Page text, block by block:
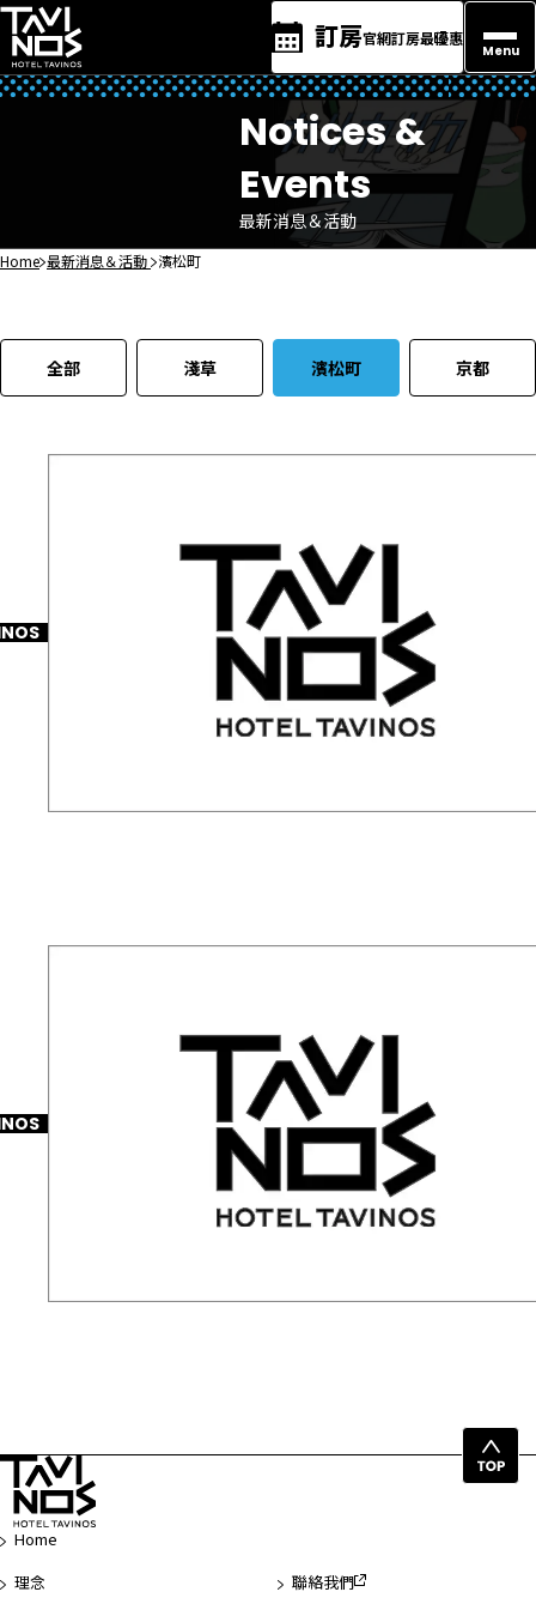
訂房官網訂房最優惠
Menu
Notices &
Events
最新消息＆活動
Home 最新消息＆活動 濱松町
全部 淺草 濱松町 京都
回
Home
理念
聯絡我們